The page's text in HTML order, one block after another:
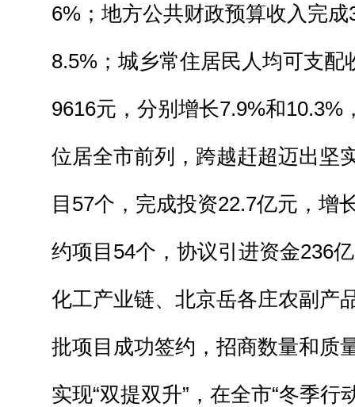
6%；地方公共财政预算收入完
8.5%；城乡常住居民人均可支配
9616元，分别增长7.9%和10.3%
位居全市前列，跨越赶超迈出坚
目57个，完成投资22.7亿元，增
约项目54个，协议引进资金236
化工产业链、北京岳各庄农副产
批项目成功签约，招商数量和质
实现“双提双升”，在全市“冬季行